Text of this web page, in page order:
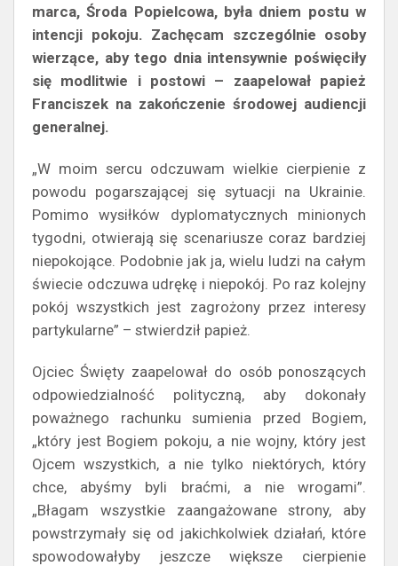
marca, Środa Popielcowa, była dniem postu w
intencji pokoju. Zachęcam szczególnie osoby
wierzące, aby tego dnia intensywnie poświęciły
się modlitwie i postowi – zaapelował papież
Franciszek na zakończenie środowej audiencji
generalnej.
„W moim sercu odczuwam wielkie cierpienie z
powodu pogarszającej się sytuacji na Ukrainie.
Pomimo wysiłków dyplomatycznych minionych
tygodni, otwierają się scenariusze coraz bardziej
niepokojące. Podobnie jak ja, wielu ludzi na całym
świecie odczuwa udrękę i niepokój. Po raz kolejny
pokój wszystkich jest zagrożony przez interesy
partykularne” – stwierdził papież.
Ojciec Święty zaapelował do osób ponoszących
odpowiedzialność polityczną, aby dokonały
poważnego rachunku sumienia przed Bogiem,
„który jest Bogiem pokoju, a nie wojny, który jest
Ojcem wszystkich, a nie tylko niektórych, który
chce, abyśmy byli braćmi, a nie wrogami”.
„Błagam wszystkie zaangażowane strony, aby
powstrzymały się od jakichkolwiek działań, które
spowodowałyby jeszcze większe cierpienie